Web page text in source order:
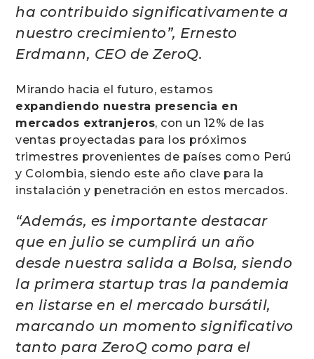
ha contribuido significativamente a
nuestro crecimiento”, Ernesto
Erdmann, CEO de ZeroQ.
Mirando hacia el futuro, estamos
expandiendo nuestra presencia en
mercados extranjeros, con un 12% de las
ventas proyectadas para los próximos
trimestres provenientes de países como Perú
y Colombia, siendo este año clave para la
instalación y penetración en estos mercados.
“Además, es importante destacar
que en julio se cumplirá un año
desde nuestra salida a Bolsa, siendo
la primera startup tras la pandemia
en listarse en el mercado bursátil,
marcando un momento significativo
tanto para ZeroQ como para el